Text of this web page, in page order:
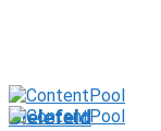
Bielefeld